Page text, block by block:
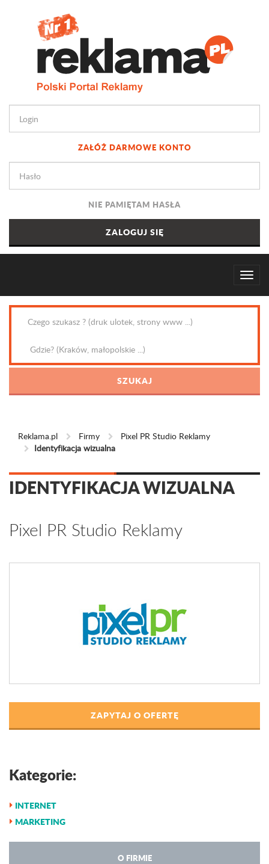
ZAŁÓŻ DARMOWE KONTO
NIE PAMIĘTAM HASŁA
Reklama.pl Firmy
Pixel PR Studio Reklamy
Identyfikacja wizualna
IDENTYFIKACJA WIZUALNA
Pixel PR Studio Reklamy
ZAPYTAJ O OFERTĘ
Kategorie:
INTERNET
MARKETING
O FIRMIE